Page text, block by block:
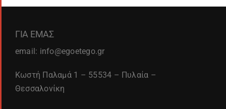
ΓΙΑ ΕΜΑΣ
email: info@egoetego.gr
Κωστή Παλαμά 1 – 55534 – Πυλαία –
Θεσσαλονίκη